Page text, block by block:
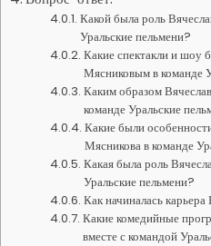
Какой была роль
Уральские пельмени?
Какие спектакли и шоу
Мясниковым в команде
Каким образом
команде Уральские
Какие были
Мясникова в команде
Какая была роль
Уральские пельмени?
Как начиналась
Какие комедийные
вместе с командой